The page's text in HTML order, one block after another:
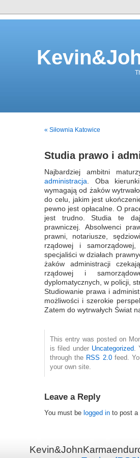
« Siłownia Katowice
Studia prawo i
Najbardziej ambitni
administracja . Oba
wymagają od żaków
do celu, jakim jest
pewno jest opłacalne. O
jest trudno. Studia te
prawniczej. Absolwenci
prawni, notariusze,
rządowej i
specjaliści w działach
żaków administracji
rządowej i
dyplomatycznych, w policji,
Studiowanie prawa i
możliwości i szerokie
Zatem do wytrwałych Świat
This entry was posted on
is filed under Uncategorized.
through the RSS 2.0feed.
your own site.
Leave a Reply
You must be logged in to post a